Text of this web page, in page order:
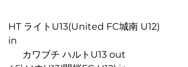
HT ライトU13(United FC城南 U12)
in
カワブチ ハルトU13 out